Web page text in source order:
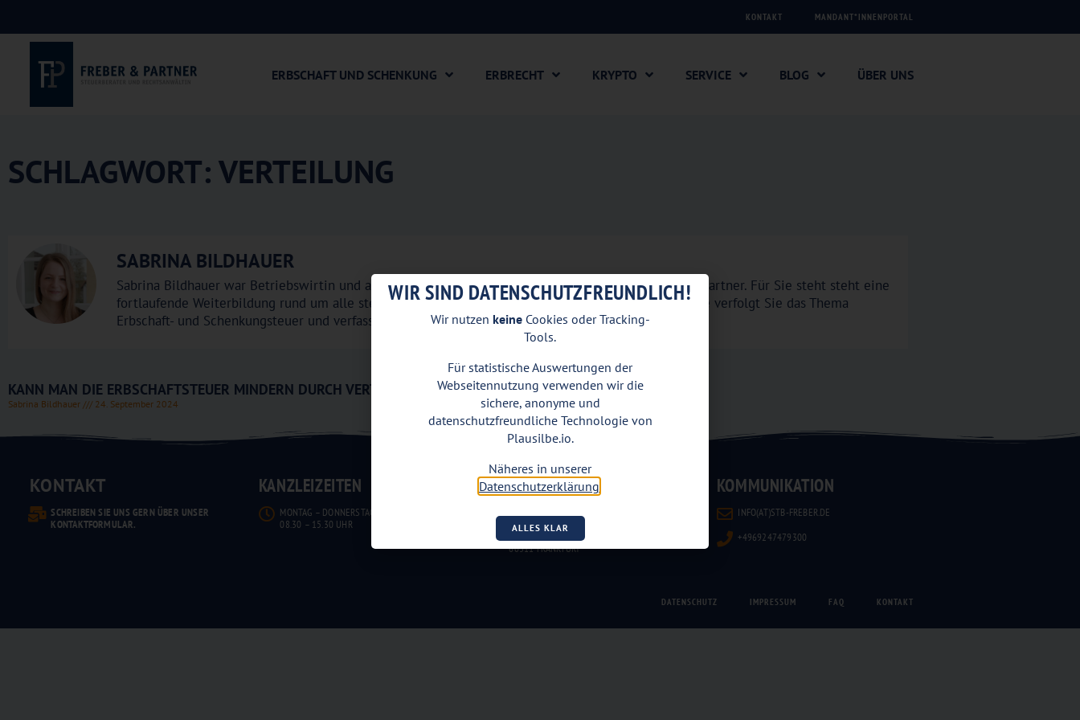
KONTAKT MANDANT*INNENPORTAL
ERBSCHAFT UND SCHENKUNG ERBRECHT KRYPTO SERVICE BLOG ÜBER UNS
SCHLAGWORT: VERTEILUNG
SABRINA BILDHAUER
Sabrina Bildhauer war Betriebswirtin und angehende Bilanzbuchhalterin in der Kanzlei Freber und Partner. Für Sie steht steht eine
fortlaufende Weiterbildung rund um alle steuerlichen Themen an erster Stelle. Mit großem Interesse verfolgt Sie das Thema
Erbschaft- und Schenkungsteuer und verfasste dazu unsere Blogbeiträge bis Anfang 2025.
KANN MAN DIE ERBSCHAFTSTEUER MINDERN DURCH VERTEILUNG DER ERBSCHAFT AUF MEHRERE KÖPFE?
Sabrina Bildhauer 24. September 2024
KONTAKT
SCHREIBEN SIE UNS GERN ÜBER UNSER
KONTAKTFORMULAR.
KANZLEIZEITEN
MONTAG – DONNERSTAG
08.30 – 15.30 UHR
ADRESSE
STEUERBERATER UND RECHTSANWÄLTIN
NEUE MAINZER STRASSE 6-10
60311 FRANKFURT
KOMMUNIKATION
INFO(AT)STB-FREBER.DE
+4969247479300
DATENSCHUTZ IMPRESSUM FAQ KONTAKT
WIR SIND DATENSCHUTZFREUNDLICH!
Wir nutzen keineCookies oder Tracking-
Tools.
Für statistische Auswertungen der
Webseitennutzung verwenden wir die
sichere, anonyme und
datenschutzfreundliche Technologie von
Plausilbe.io.
Näheres in unserer
Datenschutzerklärung
ALLES KLAR